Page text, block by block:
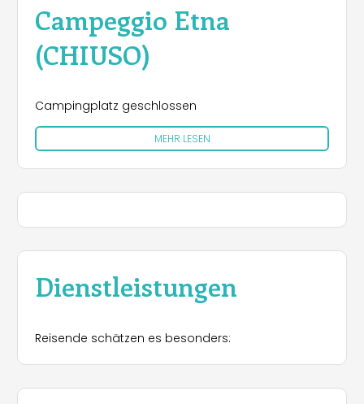
Campeggio Etna
(CHIUSO)
Campingplatz geschlossen
MEHR LESEN
Dienstleistungen
Reisende schätzen es besonders: